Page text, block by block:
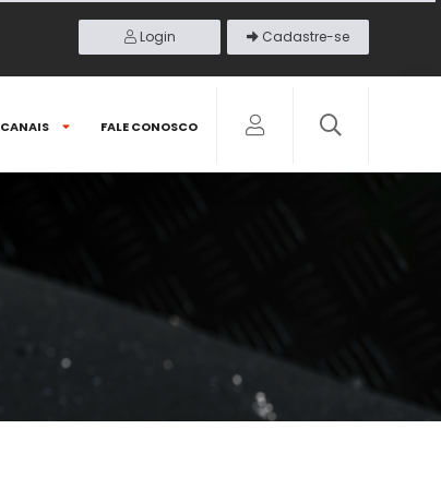
Login Cadastre-se
CANAIS FALE CONOSCO